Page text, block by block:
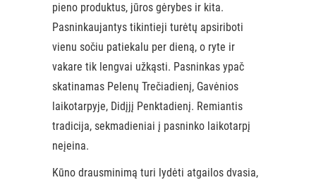
pieno produktus, jūros gėrybes ir kita.
Pasninkaujantys tikintieji turėtų apsiriboti
vienu sočiu patiekalu per dieną, o ryte ir
vakare tik lengvai užkąsti. Pasninkas ypač
skatinamas Pelenų Trečiadienį, Gavėnios
laikotarpyje, Didįjį Penktadienį. Remiantis
tradicija, sekmadieniai į pasninko laikotarpį
neįeina.
Kūno drausminimą turi lydėti atgailos dvasia,